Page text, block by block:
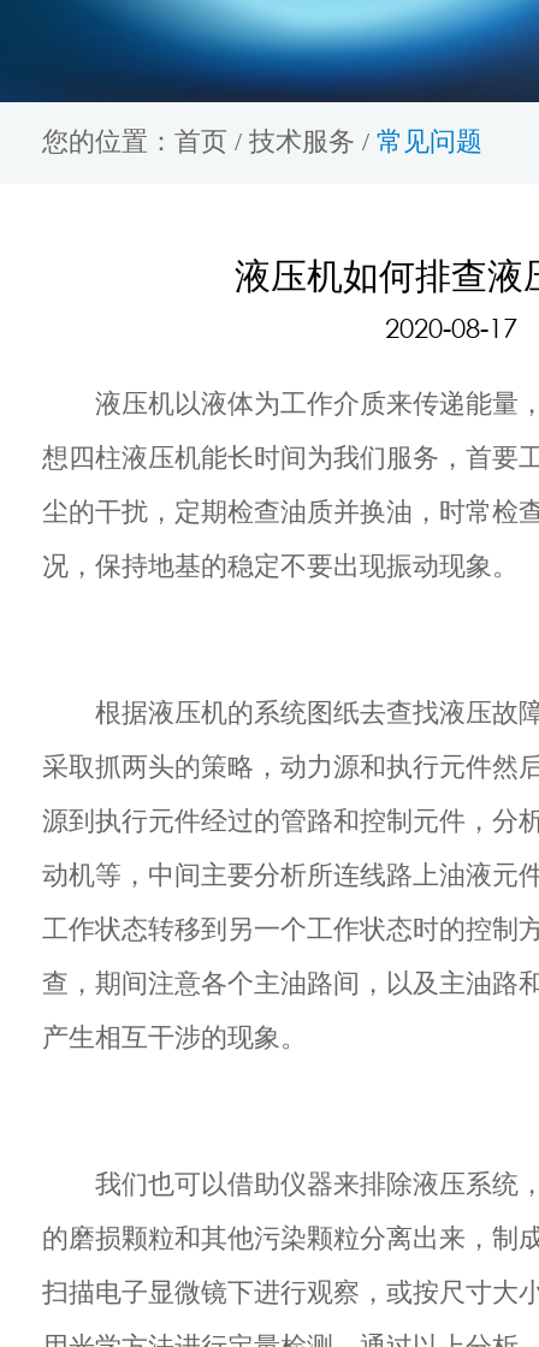
您的位置： 首页 / 技术服务 / 常见问题
液压机如何排查液
2020-08-17
液压机以液体为工作介质来传递能量
想四柱液压机能长时间为我们服务，首要
尘的干扰，定期检查油质并换油，时常检
况，保持地基的稳定不要出现振动现象。
根据液压机的系统图纸去查找液压故
采取抓两头的策略，动力源和执行元件然
源到执行元件经过的管路和控制元件，分
动机等，中间主要分析所连线路上油液元
工作状态转移到另一个工作状态时的控制
查，期间注意各个主油路间，以及主油路
产生相互干涉的现象。
我们也可以借助仪器来排除液压系统
的磨损颗粒和其他污染颗粒分离出来，制
扫描电子显微镜下进行观察，或按尺寸大